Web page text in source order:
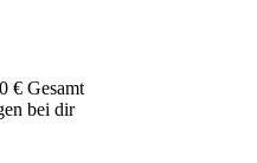
€ Gesamt
bei dir